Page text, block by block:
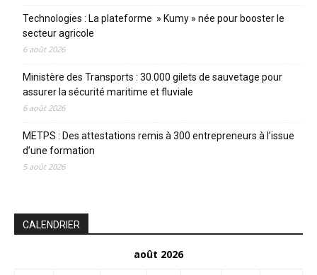
Technologies : La plateforme » Kumy » née pour booster le
secteur agricole
6 août 2026
Ministère des Transports : 30.000 gilets de sauvetage pour
assurer la sécurité maritime et fluviale
6 août 2026
METPS : Des attestations remis à 300 entrepreneurs à l’issue
d’une formation
5 août 2026
CALENDRIER
août 2026